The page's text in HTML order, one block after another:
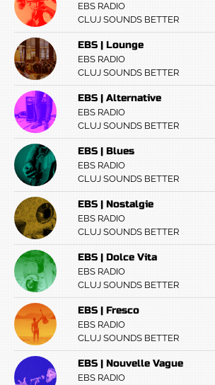
EBS RADIO
CLUJ SOUNDS BETTER
EBS | Lounge
EBS RADIO
CLUJ SOUNDS BETTER
EBS | Alternative
EBS RADIO
CLUJ SOUNDS BETTER
EBS | Blues
EBS RADIO
CLUJ SOUNDS BETTER
EBS | Nostalgie
EBS RADIO
CLUJ SOUNDS BETTER
EBS | Dolce Vita
EBS RADIO
CLUJ SOUNDS BETTER
EBS | Fresco
EBS RADIO
CLUJ SOUNDS BETTER
EBS | Nouvelle Vague
EBS RADIO